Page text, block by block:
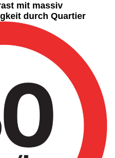
mit massiv
durch Quartier